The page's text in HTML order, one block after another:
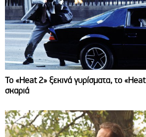
Το «Heat 2» ξεκινά γυρίσματα, το
σκαριά